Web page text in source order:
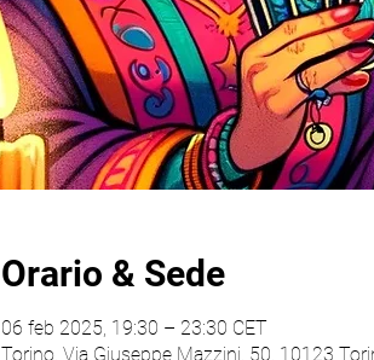
Orario & Sede
06 feb 2025, 19:30 – 23:30 CET
Torino, Via Giuseppe Mazzini, 50, 10123